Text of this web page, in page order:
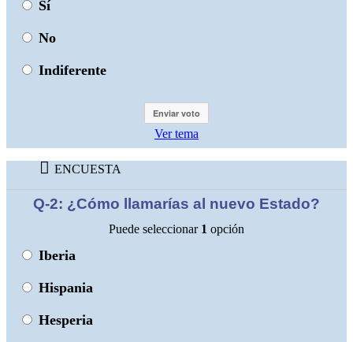
Sí
No
Indiferente
Ver tema
ENCUESTA
Q-2: ¿Cómo llamarías al nuevo Estado?
Puede seleccionar 1 opción
Iberia
Hispania
Hesperia